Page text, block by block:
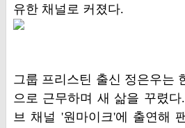
유한 채널로 커졌다.
그룹 프리스틴 출신 정은우는
으로 근무하며 새 삶을 꾸렸
브 채널 '원마이크'에 출연해